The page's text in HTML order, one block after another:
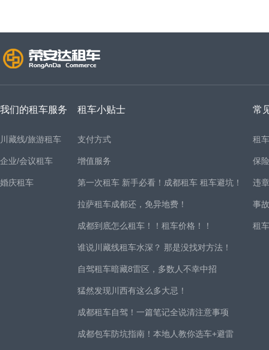
我们的租车服务
川藏线/旅游租车
企业/会议租车
婚庆租车
租车小贴士
支付方式
增值服务
第一次租车 新手必看！成都租车 租车避坑！
拉萨租车成都还，免异地费！
成都到底怎么租车！！租车价格！！
谁说川藏线租车水深？ 那是没找对方法！
自驾租车暗藏8雷区，多数人不幸中招
猛然发现川西有这么多大忌！
成都租车自驾！一篇笔记全说清注意事项
成都包车防坑指南！本地人教你选车+避雷
常
租
保
违
事
租